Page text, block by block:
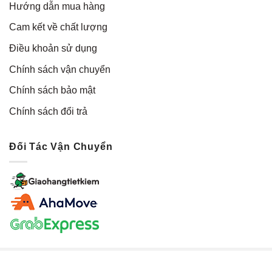
Hướng dẫn mua hàng
Cam kết về chất lượng
Điều khoản sử dụng
Chính sách vận chuyển
Chính sách bảo mật
Chính sách đổi trả
Đối Tác Vận Chuyển